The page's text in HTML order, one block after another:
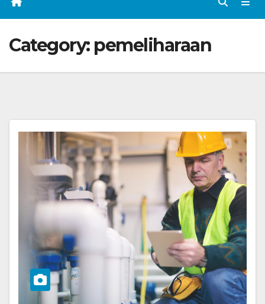
Category: pemeliharaan